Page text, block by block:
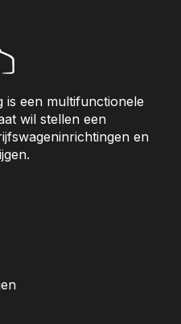
is een multifunctionele
wil stellen een
en